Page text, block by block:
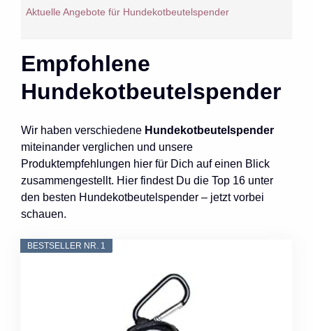
Aktuelle Angebote für Hundekotbeutelspender
Empfohlene
Hundekotbeutelspender
Wir haben verschiedene Hundekotbeutelspender
miteinander verglichen und unsere
Produktempfehlungen hier für Dich auf einen Blick
zusammengestellt. Hier findest Du die Top 16 unter
den besten Hundekotbeutelspender – jetzt vorbei
schauen.
BESTSELLER NR. 1